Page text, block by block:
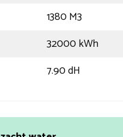
1380 M3
32000 kWh
7.90 dH